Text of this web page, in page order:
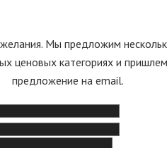
Мы предложим
ценовых категориях и
предложение на email.